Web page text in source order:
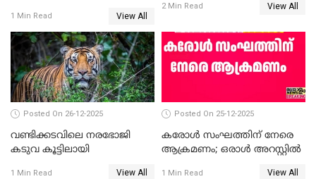
ഹൈക്കോടതിയിലേക്ക്;
സത്യപ്രതിജ്ഞ ചടങ്ങില്‍
ചട്ടലംഘനമെന്ന് പാർട്ടി
1 Min Read View All
2 Min Read View All
Posted On 26-12-2025
വണ്ടിക്കടവിലെ നരഭോജി
കടുവ കൂട്ടിലായി
1 Min Read View All
Posted On 25-12-2025
കരോള്‍ സംഘത്തിന് നേരെ
ആക്രമണം; ഒരാള്‍ അറസ്റ്റില്‍
1 Min Read View All